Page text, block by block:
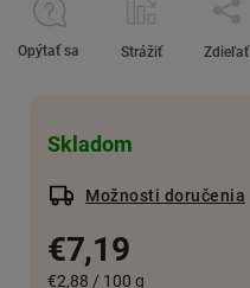
€7,19
€2,88 / 100 g
Skladom
Možnosti doručenia
Opýtať sa Strážiť Zdieľať